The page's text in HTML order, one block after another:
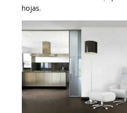
hojas.